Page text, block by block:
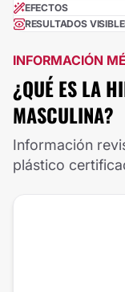
EFECTOS
RESULTADOS
INFORMACIÓN
¿QUÉ ES LA
MASCULINA?
Información
plástico